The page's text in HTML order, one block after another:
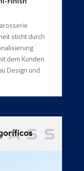
sticht durch
dem Kunden
Design und